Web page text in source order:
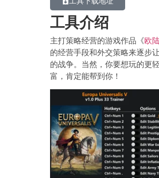
工具介绍
主打策略经营的游戏作品《欧
的经营手段和外交策略来逐步
的战争。当然，你要想玩的更
富，肯定能帮到你！